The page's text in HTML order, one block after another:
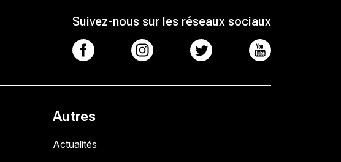
Suivez-nous sur les réseaux sociaux
Autres
Actualités